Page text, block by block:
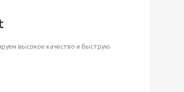
высокое качество и быструю